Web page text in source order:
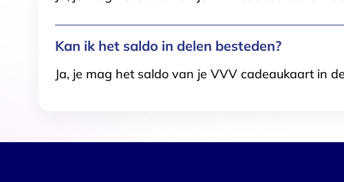
Kan ik het saldo in delen besteden?
Ja, je mag het saldo van je VVV cadeaukaart in